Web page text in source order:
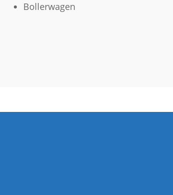
Bollerwagen